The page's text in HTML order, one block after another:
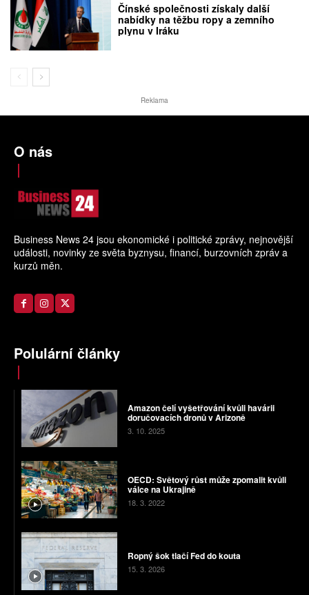
Čínské společnosti získaly další
nabídky na těžbu ropy a zemního
plynu v Iráku
Reklama
O nás
Business News 24 jsou ekonomické i politické zprávy, nejnovější
události, novinky ze světa byznysu, financí, burzovních zpráv a
kurzů měn.
Polulární články
Amazon čelí vyšetřování kvůli havárii
doručovacích dronů v Arizoně
3. 10. 2025
OECD: Světový růst může zpomalit kvůli
válce na Ukrajině
18. 3. 2022
Ropný šok tlačí Fed do kouta
15. 3. 2026